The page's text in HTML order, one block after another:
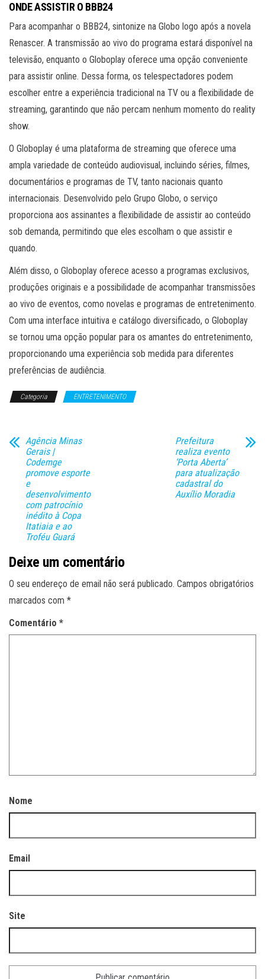
ONDE ASSISTIR O BBB24
Para acompanhar o BBB24, sintonize na Globo logo após a novela
Renascer. A transmissão ao vivo do programa estará disponível na
televisão, enquanto o Globoplay oferece uma opção conveniente
para assistir online. Dessa forma, os telespectadores podem
escolher entre a experiência tradicional na TV ou a flexibilidade de
streaming, garantindo que não percam nenhum momento do reality
show.
O Globoplay é uma plataforma de streaming que oferece uma
ampla variedade de conteúdo audiovisual, incluindo séries, filmes,
documentários e programas de TV, tanto nacionais quanto
internacionais. Desenvolvido pelo Grupo Globo, o serviço
proporciona aos assinantes a flexibilidade de assistir ao conteúdo
sob demanda, permitindo que eles escolham o que assistir e
quando.
Além disso, o Globoplay oferece acesso a programas exclusivos,
produções originais e a possibilidade de acompanhar transmissões
ao vivo de eventos, como novelas e programas de entretenimento.
Com uma interface intuitiva e catálogo diversificado, o Globoplay
se tornou uma opção popular para os amantes do entretenimento,
proporcionando uma experiência sob medida para diferentes
preferências de audiência.
Categoria ENTRETENIMENTO
Agência Minas
Gerais |
Codemge
promove esporte
e
desenvolvimento
com patrocínio
inédito à Copa
Itatiaia e ao
Troféu Guará
Prefeitura
realiza evento
‘Porta Aberta’
para atualização
cadastral do
Auxílio Moradia
Deixe um comentário
O seu endereço de email não será publicado. Campos obrigatórios
marcados com *
Comentário *
Nome
Email
Site